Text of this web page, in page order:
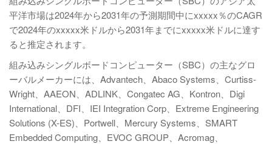
平洋市場は2024年から2031年の予測期間中にxxxxx％のCAGR
で2024年のxxxxx米ドルから2031年までにxxxxx米ドルに達す
ると推定されます。
組み込みシングルボードコンピューター（SBC）の主なグロ
ーバルメーカーには、Advantech、Abaco Systems、Curtiss-
Wright、AAEON、ADLINK、Congatec AG、Kontron、Digi
International、DFI、IEI Integration Corp、Extreme Engineering
Solutions (X-ES)、Portwell、Mercury Systems、SMART
Embedded Computing、EVOC GROUP、Acromag、